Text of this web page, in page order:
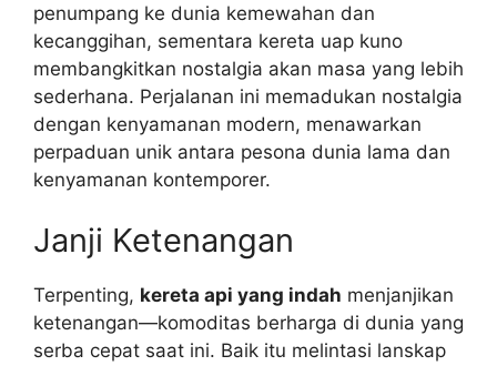
penumpang ke dunia kemewahan dan
kecanggihan, sementara kereta uap kuno
membangkitkan nostalgia akan masa yang lebih
sederhana. Perjalanan ini memadukan nostalgia
dengan kenyamanan modern, menawarkan
perpaduan unik antara pesona dunia lama dan
kenyamanan kontemporer.
Janji Ketenangan
Terpenting, kereta api yang indah menjanjikan
ketenangan—komoditas berharga di dunia yang
serba cepat saat ini. Baik itu melintasi lanskap